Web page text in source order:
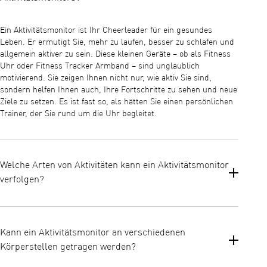
Ein Aktivitätsmonitor ist Ihr Cheerleader für ein gesundes
Leben. Er ermutigt Sie, mehr zu laufen, besser zu schlafen und
allgemein aktiver zu sein. Diese kleinen Geräte – ob als Fitness
Uhr oder Fitness Tracker Armband – sind unglaublich
motivierend. Sie zeigen Ihnen nicht nur, wie aktiv Sie sind,
sondern helfen Ihnen auch, Ihre Fortschritte zu sehen und neue
Ziele zu setzen. Es ist fast so, als hätten Sie einen persönlichen
Trainer, der Sie rund um die Uhr begleitet.
Welche Arten von Aktivitäten kann ein Aktivitätsmonitor
verfolgen?
cleveren Geräte zählen nicht nur Ihre Schritte (Schrittzähler),
sondern erfassen auch verschiedene Trainingsarten. Einige
Kann ein Aktivitätsmonitor an verschiedenen
Körperstellen getragen werden?